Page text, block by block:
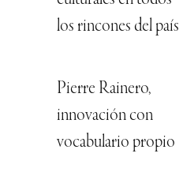
los rincones del país
Pierre Rainero,
innovación con
vocabulario propio